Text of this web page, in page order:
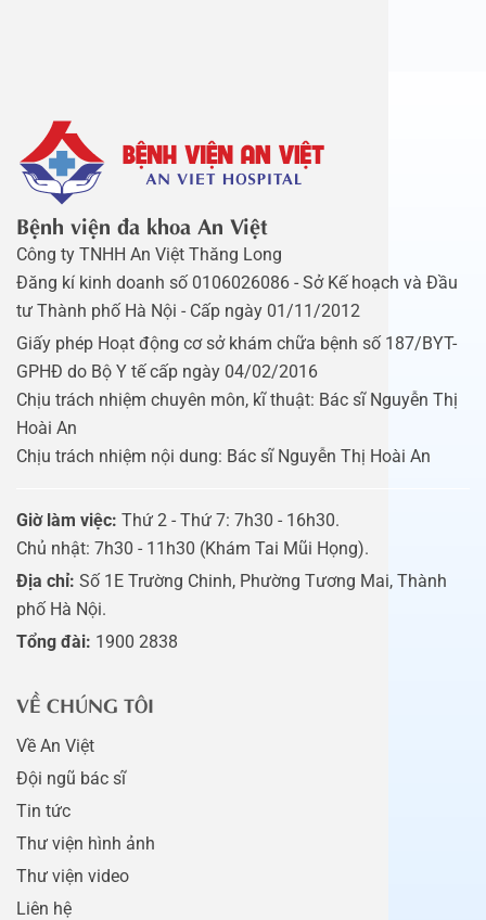
Bệnh viện đa khoa An Việt
Công ty TNHH An Việt Thăng Long
Đăng kí kinh doanh số 0106026086 - Sở Kế hoạch và Đầu
tư Thành phố Hà Nội - Cấp ngày 01/11/2012
Giấy phép Hoạt động cơ sở khám chữa bệnh số 187/BYT-
GPHĐ do Bộ Y tế cấp ngày 04/02/2016
Chịu trách nhiệm chuyên môn, kĩ thuật: Bác sĩ Nguyễn Thị
Hoài An
Chịu trách nhiệm nội dung: Bác sĩ Nguyễn Thị Hoài An
Giờ làm việc: Thứ 2 - Thứ 7: 7h30 - 16h30.
Chủ nhật: 7h30 - 11h30 (Khám Tai Mũi Họng).
Địa chỉ: Số 1E Trường Chinh, Phường Tương Mai, Thành
phố Hà Nội.
Tổng đài: 1900 2838
VỀ CHÚNG TÔI
Về An Việt
Đội ngũ bác sĩ
Tin tức
Thư viện hình ảnh
Thư viện video
Liên hệ